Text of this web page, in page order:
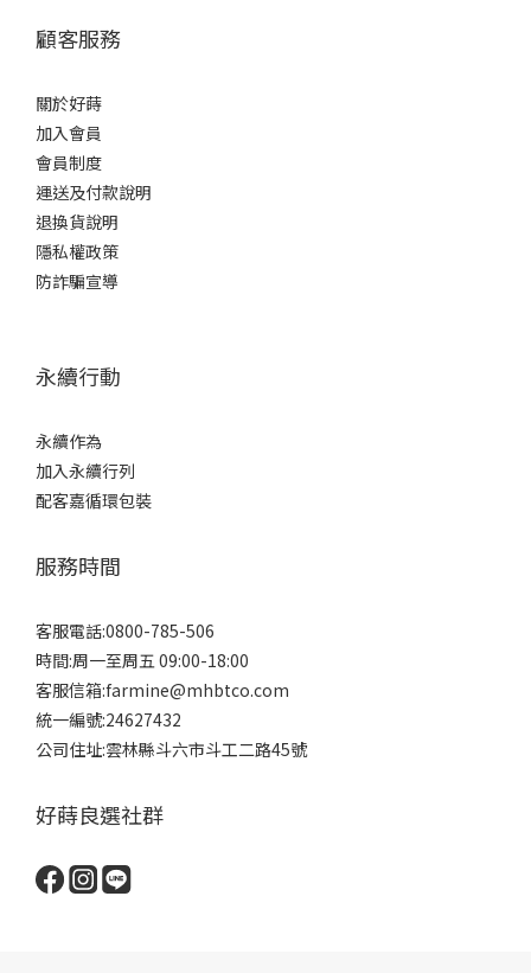
顧客服務
關於好蒔
加入會員
會員制度
運送及付款說明
退換貨說明
隱私權政策
防詐騙宣導
永續行動
永續作為
加入永續行列
配客嘉循環包裝
服務時間
客服電話:0800-785-506
時間:周一至周五 09:00-18:00
客服信箱:farmine@mhbtco.com
統一編號:24627432
公司住址:雲林縣斗六市斗工二路45號
好蒔良選社群